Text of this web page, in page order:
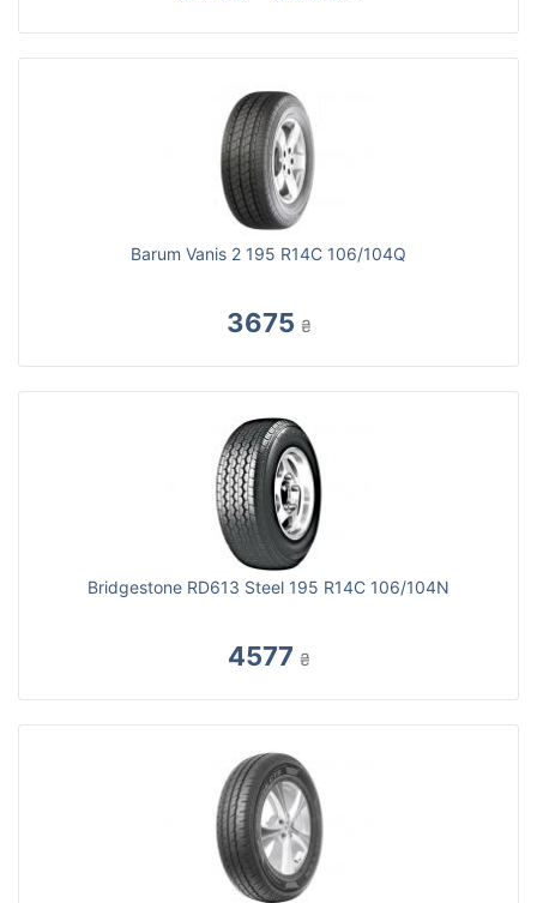
Barum Vanis 2 195 R14C 106/104Q
3675 ₴
Bridgestone RD613 Steel 195 R14C 106/104N
4577 ₴